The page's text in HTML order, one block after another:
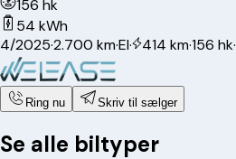
156 hk
54 kWh
4/2025·2.700 km·El· 414 km·156 hk·
Ring nu Skriv til sælger
Se alle biltyper